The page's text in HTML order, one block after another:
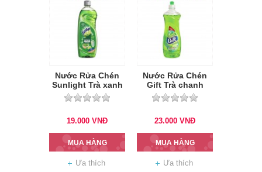
Nước Rửa Chén
Sunlight Trà xanh
400g
19.000 VNĐ
MUA HÀNG
Ưa thích
Nước Rửa Chén
Gift Trà chanh
800gr
23.000 VNĐ
MUA HÀNG
Ưa thích